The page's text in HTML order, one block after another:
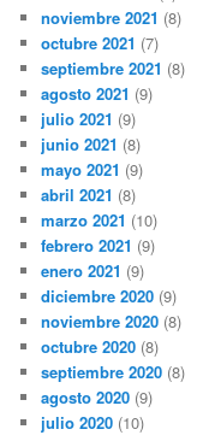
noviembre 2021 (8)
octubre 2021 (7)
septiembre 2021 (8)
agosto 2021 (9)
julio 2021 (9)
junio 2021 (8)
mayo 2021 (9)
abril 2021 (8)
marzo 2021 (10)
febrero 2021 (9)
enero 2021 (9)
diciembre 2020 (9)
noviembre 2020 (8)
octubre 2020 (8)
septiembre 2020 (8)
agosto 2020 (9)
julio 2020 (10)